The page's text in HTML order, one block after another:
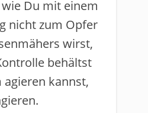
Du mit einem
nicht zum Opfer
wirst,
behältst
kannst,